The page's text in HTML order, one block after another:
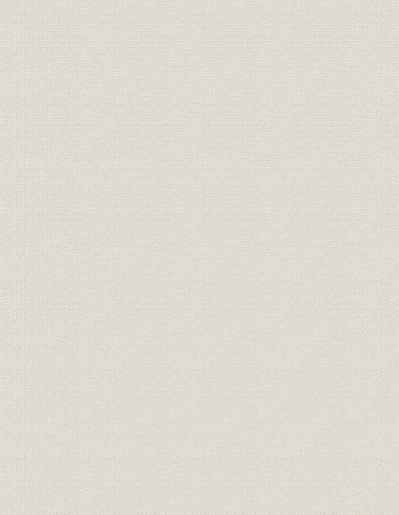
1. 経営方針と経営組織
2. 経営活動の拡大
3. 業績の推移
第6章 戦時統制下の海運
第1節 日本商船隊の崩壊
第2節 船舶運営会の活動
第3節 戦時下の大阪商船
1. 戦時下の経営方針と組織
2. 戦時下の経営活動
3. 業績の推移
第4節 三井船舶株式会社の独立
1. 三井船舶株式会社の設立と経過
2. 戦時下の経営活動
3. 業績の推移